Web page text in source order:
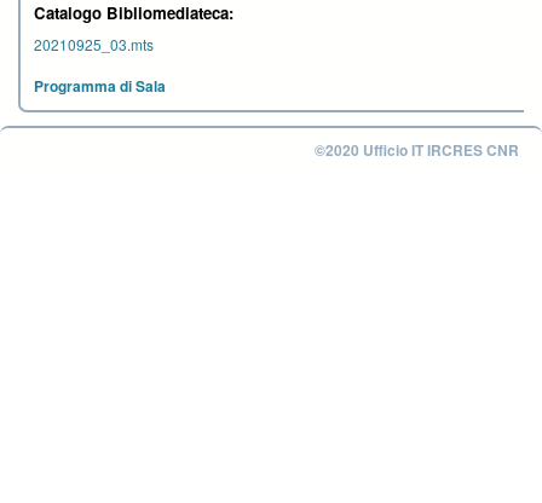
Catalogo Bibliomediateca:
20210925_03.mts
Programma di Sala
©2020 Ufficio IT IRCRES CNR